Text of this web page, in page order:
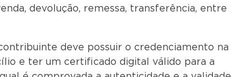
devolução, remessa, transferência, entre
deve possuir o credenciamento na
e ter um certificado digital válido para a